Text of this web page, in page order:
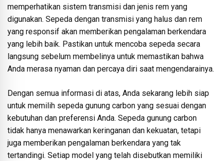
memperhatikan sistem transmisi dan jenis rem yang
digunakan. Sepeda dengan transmisi yang halus dan rem
yang responsif akan memberikan pengalaman berkendara
yang lebih baik. Pastikan untuk mencoba sepeda secara
langsung sebelum membelinya untuk memastikan bahwa
Anda merasa nyaman dan percaya diri saat mengendarainya.
Dengan semua informasi di atas, Anda sekarang lebih siap
untuk memilih sepeda gunung carbon yang sesuai dengan
kebutuhan dan preferensi Anda. Sepeda gunung carbon
tidak hanya menawarkan keringanan dan kekuatan, tetapi
juga memberikan pengalaman berkendara yang tak
tertandingi. Setiap model yang telah disebutkan memiliki